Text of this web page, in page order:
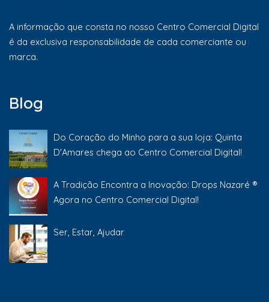
A informação que consta no nosso Centro Comercial Digital
é da exclusiva responsabilidade de cada comerciante ou
marca.
Blog
Do Coração do Minho para a sua loja: Quinta
D'Amares chega ao Centro Comercial Digital!
A Tradição Encontra a Inovação: Drops Nazaré ®
Agora no Centro Comercial Digital!
Ser, Estar, Ajudar